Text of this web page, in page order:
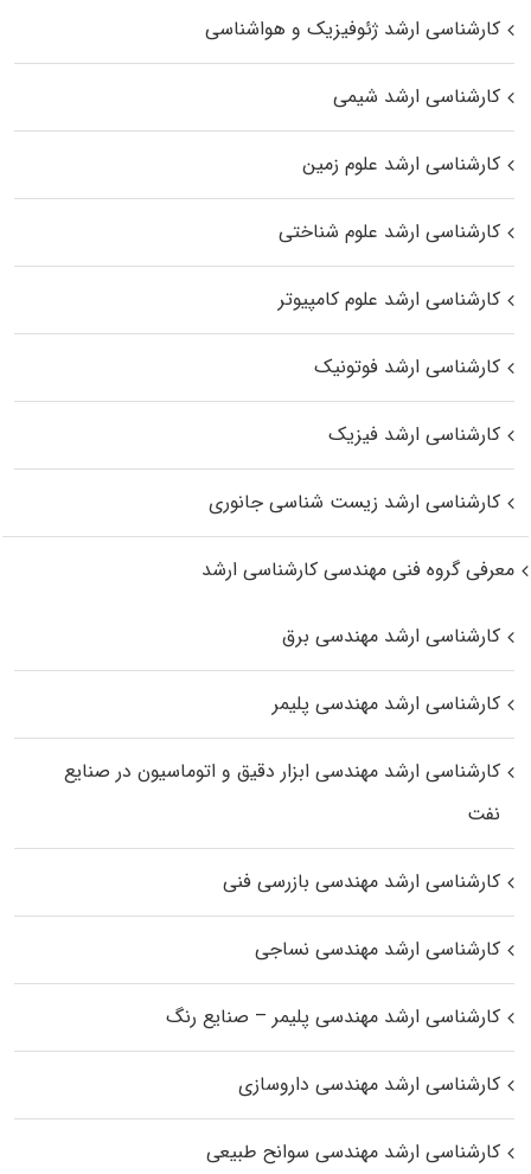
کارشناسی ارشد ژئوفیزیک و هواشناسی
کارشناسی ارشد شیمی
کارشناسی ارشد علوم زمین
کارشناسی ارشد علوم شناختی
کارشناسی ارشد علوم کامپیوتر
کارشناسی ارشد فوتونیک
کارشناسی ارشد فیزیک
کارشناسی ارشد زیست‌ شناسی جانوری
معرفی گروه فنی مهندسی کارشناسی ارشد
کارشناسی ارشد مهندسی برق
کارشناسی ارشد مهندسی پلیمر
کارشناسی ارشد مهندسی ابزار دقیق و اتوماسیون در صنایع
نفت
کارشناسی ارشد مهندسی بازرسی فنی
کارشناسی ارشد مهندسی نساجی
کارشناسی ارشد مهندسی پلیمر – صنایع رنگ
کارشناسی ارشد مهندسی داروسازی
کارشناسی ارشد مهندسی سوانح طبیعی